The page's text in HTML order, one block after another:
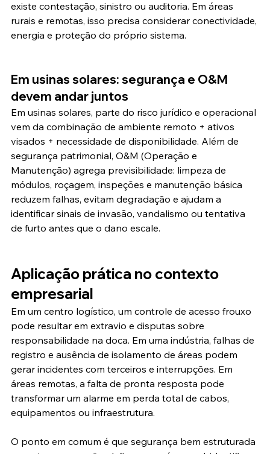
existe contestação, sinistro ou auditoria. Em áreas
rurais e remotas, isso precisa considerar conectividade,
energia e proteção do próprio sistema.
Em usinas solares: segurança e O&M
devem andar juntos
Em usinas solares, parte do risco jurídico e operacional
vem da combinação de ambiente remoto + ativos
visados + necessidade de disponibilidade. Além de
segurança patrimonial, O&M (Operação e
Manutenção) agrega previsibilidade: limpeza de
módulos, roçagem, inspeções e manutenção básica
reduzem falhas, evitam degradação e ajudam a
identificar sinais de invasão, vandalismo ou tentativa
de furto antes que o dano escale.
Aplicação prática no contexto
empresarial
Em um centro logístico, um controle de acesso frouxo
pode resultar em extravio e disputas sobre
responsabilidade na doca. Em uma indústria, falhas de
registro e ausência de isolamento de áreas podem
gerar incidentes com terceiros e interrupções. Em
áreas remotas, a falta de pronta resposta pode
transformar um alarme em perda total de cabos,
equipamentos ou infraestrutura.
O ponto em comum é que segurança bem estruturada